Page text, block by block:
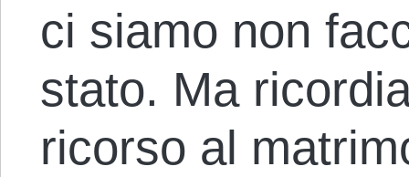
ci siamo non
stato. Ma
ricorso al